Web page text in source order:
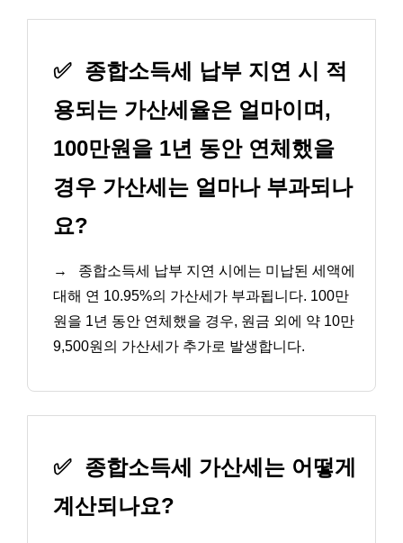
✅ 종합소득세 납부 지연 시 적
용되는 가산세율은 얼마이며,
100만원을 1년 동안 연체했을
경우 가산세는 얼마나 부과되나
요?
→
종합소득세 납부 지연 시에는 미납된 세액에
대해 연 10.95%의 가산세가 부과됩니다. 100만
원을 1년 동안 연체했을 경우, 원금 외에 약 10만
9,500원의 가산세가 추가로 발생합니다.
✅ 종합소득세 가산세는 어떻게
계산되나요?